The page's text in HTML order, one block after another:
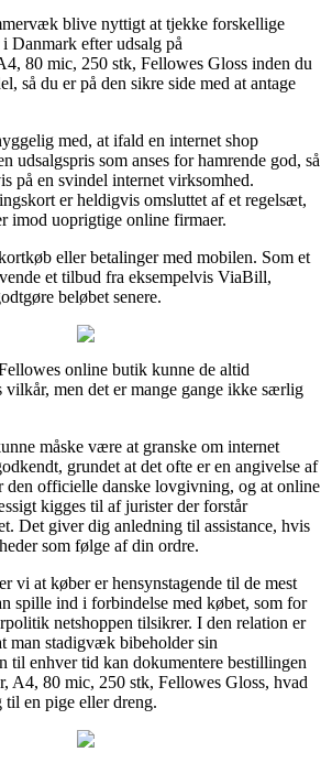
blive nyttigt at tjekke forskellige
Danmark efter udsalg på
80 mic, 250 stk, Fellowes Gloss inden du
så du er på den sikre side med at antage
med, at ifald en internet shop
udsalgspris som anses for hamrende god, så
på en svindel internet virksomhed.
er heldigvis omsluttet af et regelsæt,
imod uoprigtige online firmaer.
eller betalinger med mobilen. Som et
et tilbud fra eksempelvis ViaBill,
beløbet senere.
online butik kunne de altid
vilkår, men det er mange gange ikke særlig
måske være at granske om internet
grundet at det ofte er en angivelse af
den officielle danske lovgivning, og at online
kigges til af jurister der forstår
Det giver dig anledning til assistance, hvis
som følge af din ordre.
vi at køber er hensynstagende til de mest
spille ind i forbindelse med købet, som for
netshoppen tilsikrer. I den relation er
man stadigvæk bibeholder sin
til enhver tid kan dokumentere bestillingen
A4, 80 mic, 250 stk, Fellowes Gloss, hvad
til en pige eller dreng.